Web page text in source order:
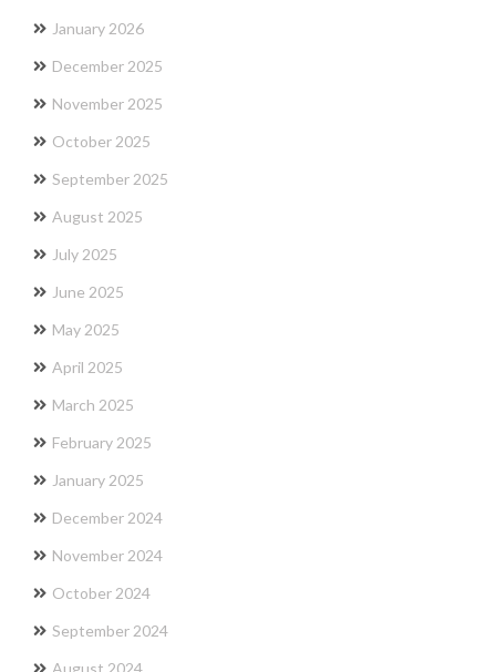
January 2026
December 2025
November 2025
October 2025
September 2025
August 2025
July 2025
June 2025
May 2025
April 2025
March 2025
February 2025
January 2025
December 2024
November 2024
October 2024
September 2024
August 2024